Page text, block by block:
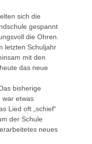
sich die
gespannt
die Ohren.
letzten Schuljahr
mit den
das neue
bisherige
war etwas
Lied oft „schief“
der Schule
neues